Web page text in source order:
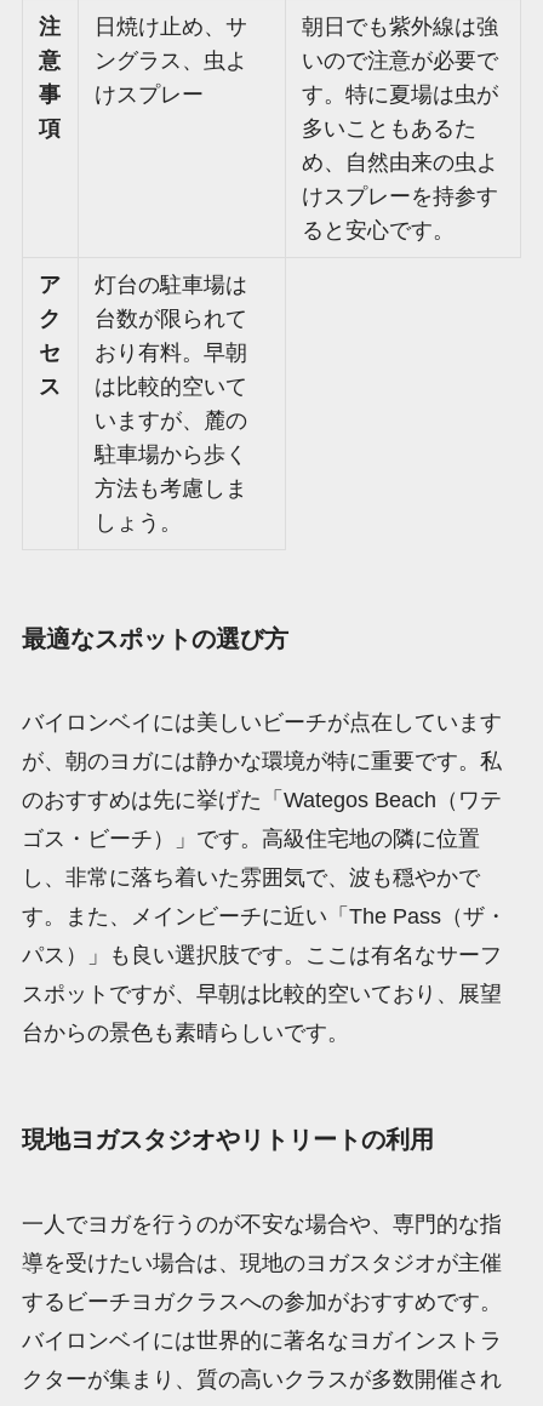
注
意
事
項
日焼け止め、サ
ングラス、虫よ
けスプレー
朝日でも紫外線は強
いので注意が必要で
す。特に夏場は虫が
多いこともあるた
め、自然由来の虫よ
けスプレーを持参す
ると安心です。
ア
ク
セ
ス
灯台の駐車場は
台数が限られて
おり有料。早朝
は比較的空いて
いますが、麓の
駐車場から歩く
方法も考慮しま
しょう。
最適なスポットの選び方
バイロンベイには美しいビーチが点在しています
が、朝のヨガには静かな環境が特に重要です。私
のおすすめは先に挙げた「Wategos Beach（ワテ
ゴス・ビーチ）」です。高級住宅地の隣に位置
し、非常に落ち着いた雰囲気で、波も穏やかで
す。また、メインビーチに近い「The Pass（ザ・
パス）」も良い選択肢です。ここは有名なサーフ
スポットですが、早朝は比較的空いており、展望
台からの景色も素晴らしいです。
現地ヨガスタジオやリトリートの利用
一人でヨガを行うのが不安な場合や、専門的な指
導を受けたい場合は、現地のヨガスタジオが主催
するビーチヨガクラスへの参加がおすすめです。
バイロンベイには世界的に著名なヨガインストラ
クターが集まり、質の高いクラスが多数開催され